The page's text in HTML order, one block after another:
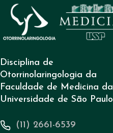
Disciplina de
Otorrinolaringologia da
Faculdade de Medicina da
Universidade de São Paulo
(11) 2661-6539